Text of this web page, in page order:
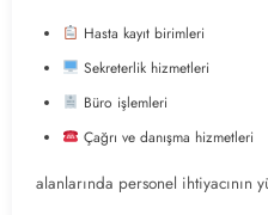
Hasta kayıt birimleri
Sekreterlik hizmetleri
Büro işlemleri
Çağrı ve danışma hizmetleri
alanlarında personel ihtiyacının